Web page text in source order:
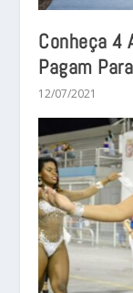
Conheça 4
Pagam
12/07/2021